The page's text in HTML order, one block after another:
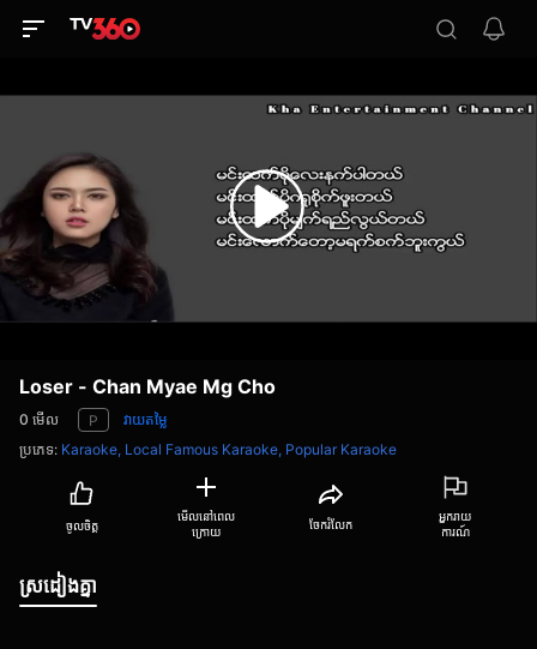
Loser - Chan Myae Mg Cho
0 មើល P
វាយតម្លៃ
ប្រភេទ: Karaoke, Local Famous Karaoke, Popular Karaoke
ចូលចិត្ត
មើលនៅពេល
ក្រោយ
ចែករំលែក
អ្នករាយ
ការណ៍
ស្រដៀងគ្នា